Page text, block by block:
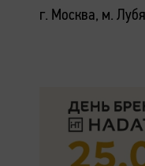
г. Москва, м.